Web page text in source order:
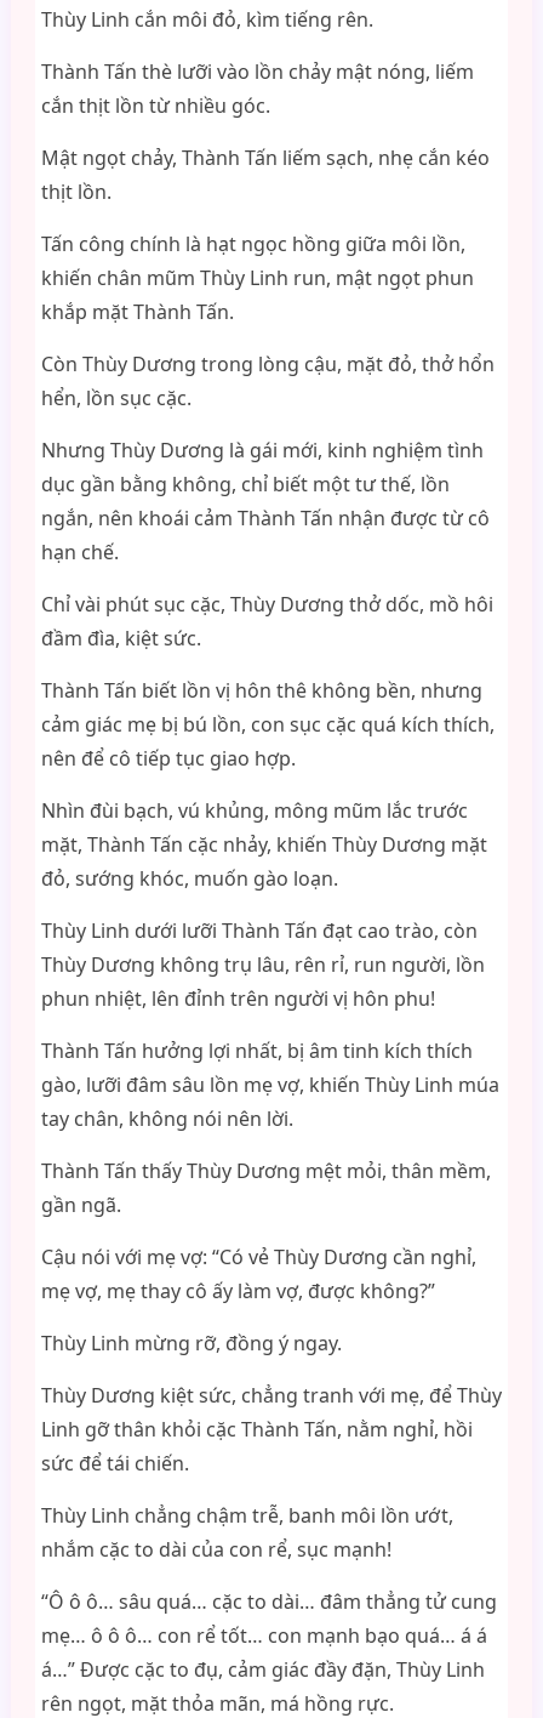
Thùy Linh cắn môi đỏ, kìm tiếng rên.
Thành Tấn thè lưỡi vào lồn chảy mật nóng, liếm
cắn thịt lồn từ nhiều góc.
Mật ngọt chảy, Thành Tấn liếm sạch, nhẹ cắn kéo
thịt lồn.
Tấn công chính là hạt ngọc hồng giữa môi lồn,
khiến chân mũm Thùy Linh run, mật ngọt phun
khắp mặt Thành Tấn.
Còn Thùy Dương trong lòng cậu, mặt đỏ, thở hổn
hển, lồn sục cặc.
Nhưng Thùy Dương là gái mới, kinh nghiệm tình
dục gần bằng không, chỉ biết một tư thế, lồn
ngắn, nên khoái cảm Thành Tấn nhận được từ cô
hạn chế.
Chỉ vài phút sục cặc, Thùy Dương thở dốc, mồ hôi
đầm đìa, kiệt sức.
Thành Tấn biết lồn vị hôn thê không bền, nhưng
cảm giác mẹ bị bú lồn, con sục cặc quá kích thích,
nên để cô tiếp tục giao hợp.
Nhìn đùi bạch, vú khủng, mông mũm lắc trước
mặt, Thành Tấn cặc nhảy, khiến Thùy Dương mặt
đỏ, sướng khóc, muốn gào loạn.
Thùy Linh dưới lưỡi Thành Tấn đạt cao trào, còn
Thùy Dương không trụ lâu, rên rỉ, run người, lồn
phun nhiệt, lên đỉnh trên người vị hôn phu!
Thành Tấn hưởng lợi nhất, bị âm tinh kích thích
gào, lưỡi đâm sâu lồn mẹ vợ, khiến Thùy Linh múa
tay chân, không nói nên lời.
Thành Tấn thấy Thùy Dương mệt mỏi, thân mềm,
gần ngã.
Cậu nói với mẹ vợ: “Có vẻ Thùy Dương cần nghỉ,
mẹ vợ, mẹ thay cô ấy làm vợ, được không?”
Thùy Linh mừng rỡ, đồng ý ngay.
Thùy Dương kiệt sức, chẳng tranh với mẹ, để Thùy
Linh gỡ thân khỏi cặc Thành Tấn, nằm nghỉ, hồi
sức để tái chiến.
Thùy Linh chẳng chậm trễ, banh môi lồn ướt,
nhắm cặc to dài của con rể, sục mạnh!
“Ô ô ô… sâu quá… cặc to dài… đâm thẳng tử cung
mẹ… ô ô ô… con rể tốt… con mạnh bạo quá… á á
á…” Được cặc to đụ, cảm giác đầy đặn, Thùy Linh
rên ngọt, mặt thỏa mãn, má hồng rực.